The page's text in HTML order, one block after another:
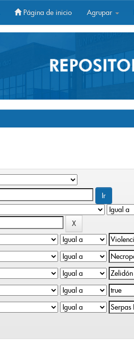
Página de inicio Agrupar